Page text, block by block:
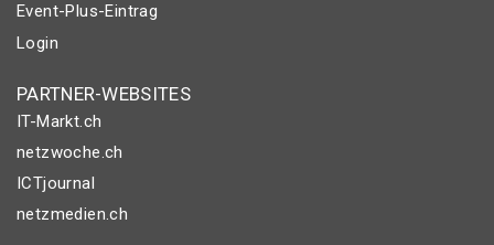
Event-Plus-Eintrag
Login
PARTNER-WEBSITES
IT-Markt.ch
netzwoche.ch
ICTjournal
netzmedien.ch